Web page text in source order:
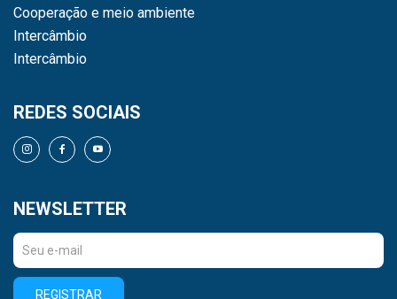
Cooperação e meio ambiente
Intercâmbio
Intercâmbio
REDES SOCIAIS
NEWSLETTER
REGISTRAR